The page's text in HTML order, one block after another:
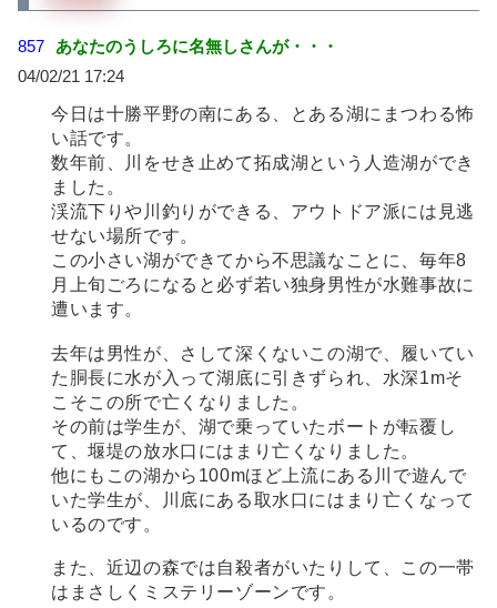
857
あなたのうしろに名無しさんが・・・
04/02/21 17:24
今日は十勝平野の南にある、とある湖にまつわる怖
い話です。
数年前、川をせき止めて拓成湖という人造湖ができ
ました。
渓流下りや川釣りができる、アウトドア派には見逃
せない場所です。
この小さい湖ができてから不思議なことに、毎年8
月上旬ごろになると必ず若い独身男性が水難事故に
遭います。
去年は男性が、さして深くないこの湖で、履いてい
た胴長に水が入って湖底に引きずられ、水深1mそ
こそこの所で亡くなりました。
その前は学生が、湖で乗っていたボートが転覆し
て、堰堤の放水口にはまり亡くなりました。
他にもこの湖から100mほど上流にある川で遊んで
いた学生が、川底にある取水口にはまり亡くなって
いるのです。
また、近辺の森では自殺者がいたりして、この一帯
はまさしくミステリーゾーンです。